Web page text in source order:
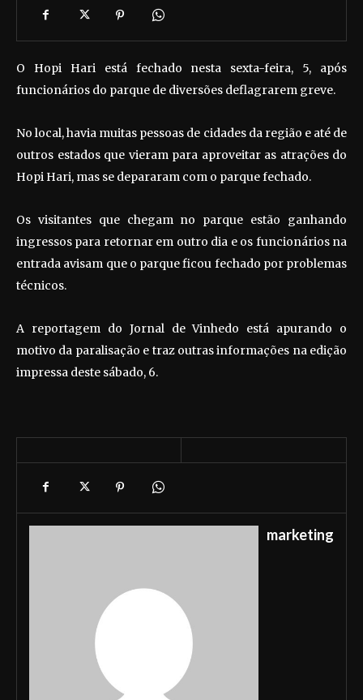
O Hopi Hari está fechado nesta sexta-feira, 5, após
funcionários do parque de diversões deflagrarem greve.
No local, havia muitas pessoas de cidades da região e até de
outros estados que vieram para aproveitar as atrações do
Hopi Hari, mas se depararam com o parque fechado.
Os visitantes que chegam no parque estão ganhando
ingressos para retornar em outro dia e os funcionários na
entrada avisam que o parque ficou fechado por problemas
técnicos.
A reportagem do Jornal de Vinhedo está apurando o
motivo da paralisação e traz outras informações na edição
impressa deste sábado, 6.
marketing